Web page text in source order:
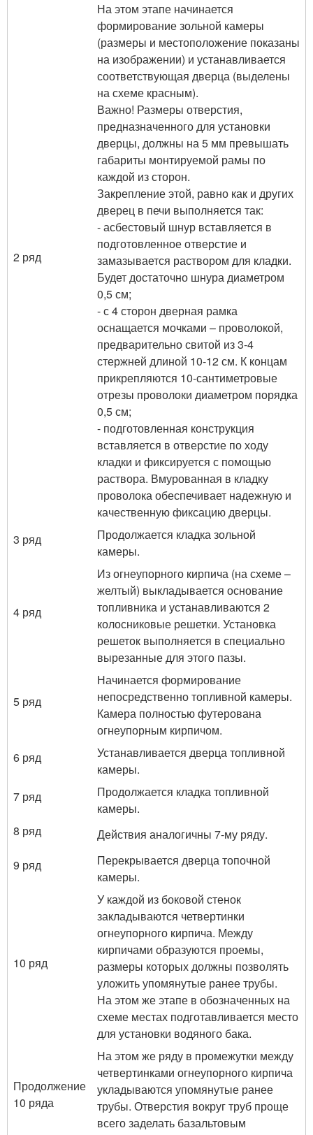
2 ряд
На этом этапе начинается
формирование зольной камеры
(размеры и местоположение показаны
на изображении) и устанавливается
соответствующая дверца (выделены
на схеме красным).
Важно! Размеры отверстия,
предназначенного для установки
дверцы, должны на 5 мм превышать
габариты монтируемой рамы по
каждой из сторон.
Закрепление этой, равно как и других
дверец в печи выполняется так:
- асбестовый шнур вставляется в
подготовленное отверстие и
замазывается раствором для кладки.
Будет достаточно шнура диаметром
0,5 см;
- с 4 сторон дверная рамка
оснащается мочками – проволокой,
предварительно свитой из 3-4
стержней длиной 10-12 см. К концам
прикрепляются 10-сантиметровые
отрезы проволоки диаметром порядка
0,5 см;
- подготовленная конструкция
вставляется в отверстие по ходу
кладки и фиксируется с помощью
раствора. Вмурованная в кладку
проволока обеспечивает надежную и
качественную фиксацию дверцы.
3 ряд
Продолжается кладка зольной
камеры.
4 ряд
Из огнеупорного кирпича (на схеме –
желтый) выкладывается основание
топливника и устанавливаются 2
колосниковые решетки. Установка
решеток выполняется в специально
вырезанные для этого пазы.
5 ряд
Начинается формирование
непосредственно топливной камеры.
Камера полностью футерована
огнеупорным кирпичом.
6 ряд
Устанавливается дверца топливной
камеры.
7 ряд
Продолжается кладка топливной
камеры.
8 ряд
Действия аналогичны 7-му ряду.
9 ряд
Перекрывается дверца топочной
камеры.
10 ряд
У каждой из боковой стенок
закладываются четвертинки
огнеупорного кирпича. Между
кирпичами образуются проемы,
размеры которых должны позволять
уложить упомянутые ранее трубы.
На этом же этапе в обозначенных на
схеме местах подготавливается место
для установки водяного бака.
Продолжение
10 ряда
На этом же ряду в промежутки между
четвертинками огнеупорного кирпича
укладываются упомянутые ранее
трубы. Отверстия вокруг труб проще
всего заделать базальтовым